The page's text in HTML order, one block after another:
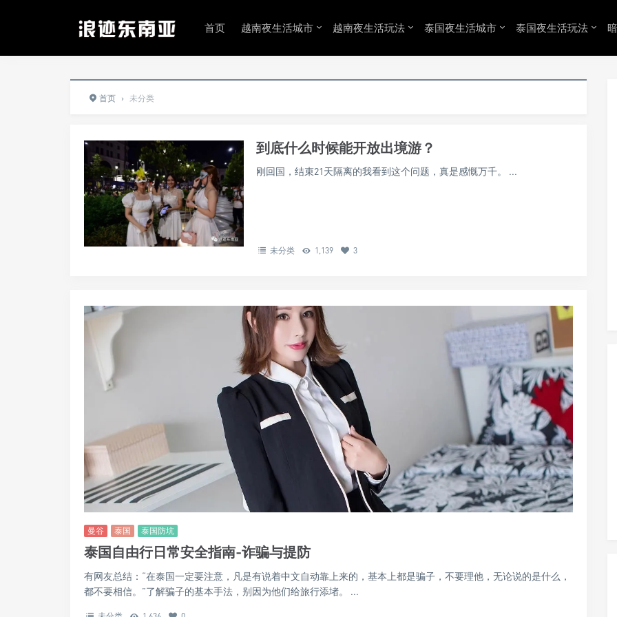
首页 越南夜生活城市 越南夜生活玩法 泰国夜生活城市 泰国夜生活玩法
首页 › 未分类
到底什么时候能开放出境游？
刚回国，结束21天隔离的我看到这个问题，真是感慨万千。 ...
未分类 1,139 3
曼谷 泰国 泰国防坑
泰国自由行日常安全指南-诈骗与提防
有网友总结：“在泰国一定要注意，凡是有说着中文自动靠上来的，基本上都是骗子，不要理他，无论说的是什么，
都不要相信。”了解骗子的基本手法，别因为他们给旅行添堵。 ...